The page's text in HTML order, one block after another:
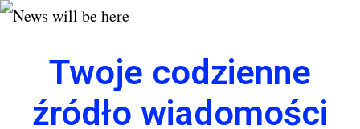
Twoje codzienne
źródło wiadomości